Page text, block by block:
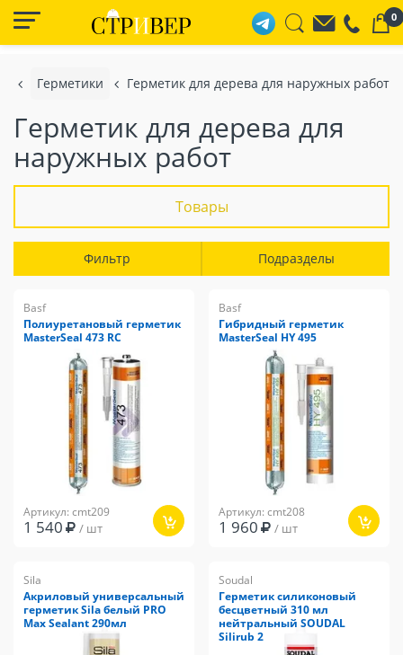
0
Герметики Герметик для дерева для наружных работ
Герметик для дерева для
наружных работ
Товары
Фильтр Подразделы
Basf
Полиуретановый герметик
MasterSeal 473 RC
Артикул: cmt209
1 540 / шт
Basf
Гибридный герметик
MasterSeal HY 495
Артикул: cmt208
1 960 / шт
Sila
Акриловый универсальный
герметик Sila белый PRO
Max Sealant 290мл
Soudal
Герметик силиконовый
бесцветный 310 мл
нейтральный SOUDAL
Silirub 2